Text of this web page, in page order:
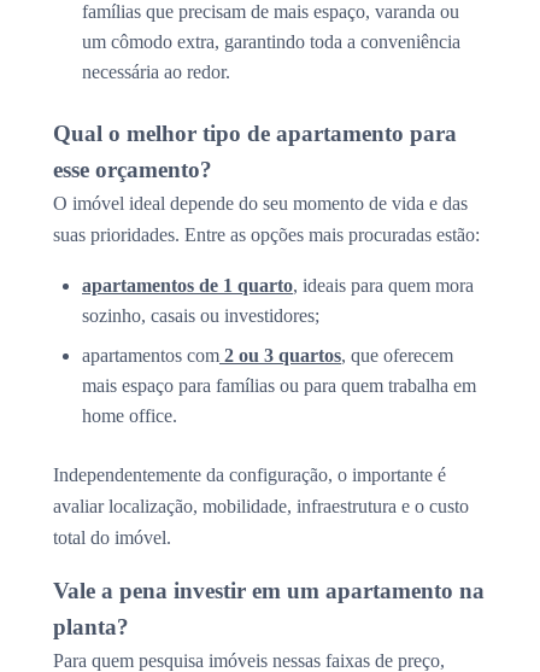
famílias que precisam de mais espaço, varanda ou
um cômodo extra, garantindo toda a conveniência
necessária ao redor.
Qual o melhor tipo de apartamento para
esse orçamento?
O imóvel ideal depende do seu momento de vida e das
suas prioridades. Entre as opções mais procuradas estão:
apartamentos de 1 quarto, ideais para quem mora
sozinho, casais ou investidores;
apartamentos com 2 ou 3 quartos, que oferecem
mais espaço para famílias ou para quem trabalha em
home office.
Independentemente da configuração, o importante é
avaliar localização, mobilidade, infraestrutura e o custo
total do imóvel.
Vale a pena investir em um apartamento na
planta?
Para quem pesquisa imóveis nessas faixas de preço,